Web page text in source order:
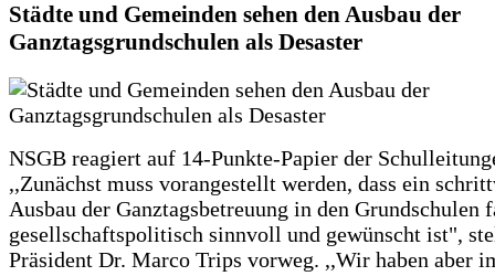
Städte und Gemeinden sehen den Ausbau der
Ganztagsgrundschulen als Desaster
NSGB reagiert auf 14-Punkte-Papier der
,,Zunächst muss vorangestellt werden, dass ein
Ausbau der Ganztagsbetreuung in den Grundschulen
gesellschaftspolitisch sinnvoll und gewünscht ist",
Präsident Dr. Marco Trips vorweg. ,,Wir haben aber